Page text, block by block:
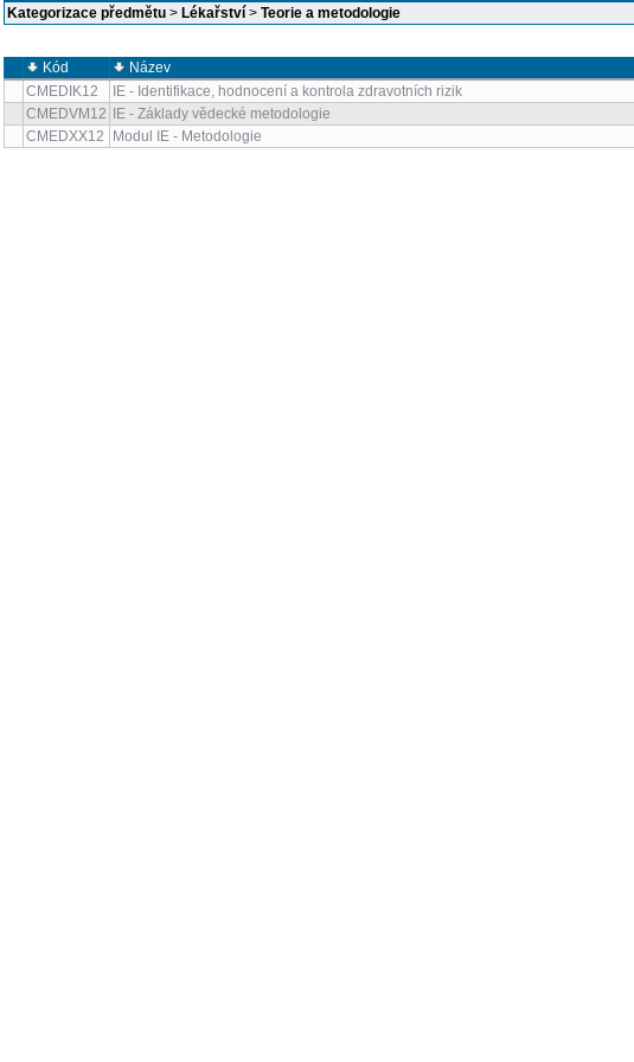
Kategorizace předmětu > Lékařství > Teorie a metodologie
Kód Název
CMEDIK12
IE - Identifikace, hodnocení a kontrola zdravotních rizik
CMEDVM12
IE - Základy vědecké metodologie
CMEDXX12
Modul IE - Metodologie